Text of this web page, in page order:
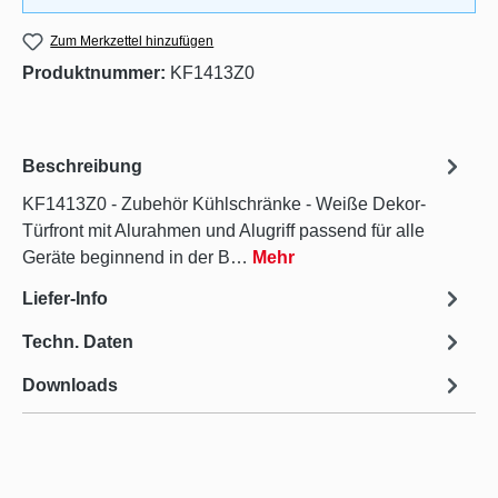
Zum Merkzettel hinzufügen
Produktnummer: KF1413Z0
Beschreibung
KF1413Z0 - Zubehör Kühlschränke - Weiße Dekor-
Türfront mit Alurahmen und Alugriff passend für alle
Geräte beginnend in der B… Mehr
Liefer-Info
Techn. Daten
Downloads